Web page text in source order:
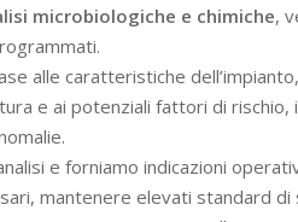
microbiologiche e chimiche,
alle caratteristiche
e ai potenziali fattori di rischio,
e forniamo indicazioni
mantenere elevati standard di